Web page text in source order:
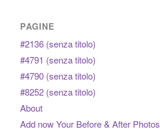
PAGINE
#2136 (senza titolo)
#4791 (senza titolo)
#4790 (senza titolo)
#8252 (senza titolo)
About
Add now Your Before & After Photos